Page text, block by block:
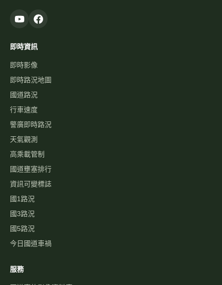
即時資訊
即時影像
即時路況地圖
國道路況
行車速度
警廣即時路況
天氣觀測
高乘載管制
國道壅塞排行
資訊可變標誌
國1路況
國3路況
國5路況
今日國道車禍
服務